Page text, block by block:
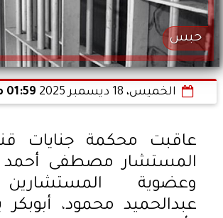
حبس
الخميس، 18 ديسمبر 2025 01:59 مـ
عاقبت محكمة جنايات
المستشار مصطفى أحمد
وعضوية
عبدالحميد محمود،